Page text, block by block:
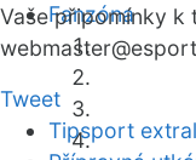
Fanzóna
Vaše připomínky k
webmaster
Tweet
Tipsport